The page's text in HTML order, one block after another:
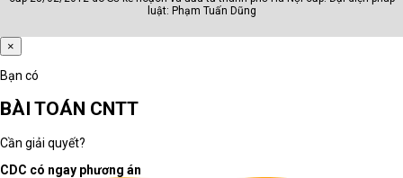
luật: Phạm Tuấn Dũng
×
Bạn có
BÀI TOÁN CNTT
Cần giải quyết?
CDC có ngay phương án